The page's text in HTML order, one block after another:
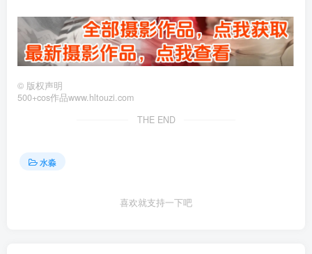
© 版权声明
500+cos作品www.hltouzi.com
THE END
水淼
喜欢就支持一下吧